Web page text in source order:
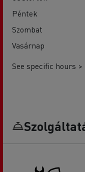
Péntek
Szombat
Vasárnap
See specific hours >